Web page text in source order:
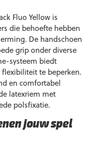
Fluo Yellow is
die behoefte hebben
De handschoen
grip onder diverse
systeem biedt
te beperken.
en comfortabel
latexriem met
polsfixatie.
jouw spel